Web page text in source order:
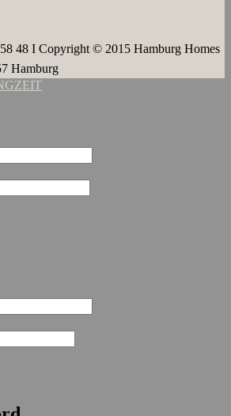
48 I Copyright © 2015 Hamburg Homes
Hamburg